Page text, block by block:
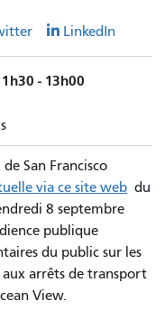
LinkedIn
- 13h00
San Francisco
via ce site web du
8 septembre
publique
du public sur les
arrêts de transport
View.